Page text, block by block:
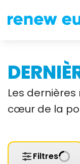
Les
cœur de la
Filtres